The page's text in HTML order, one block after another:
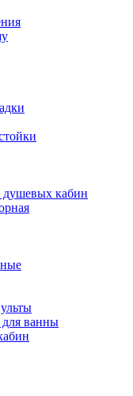
кабин
ванны